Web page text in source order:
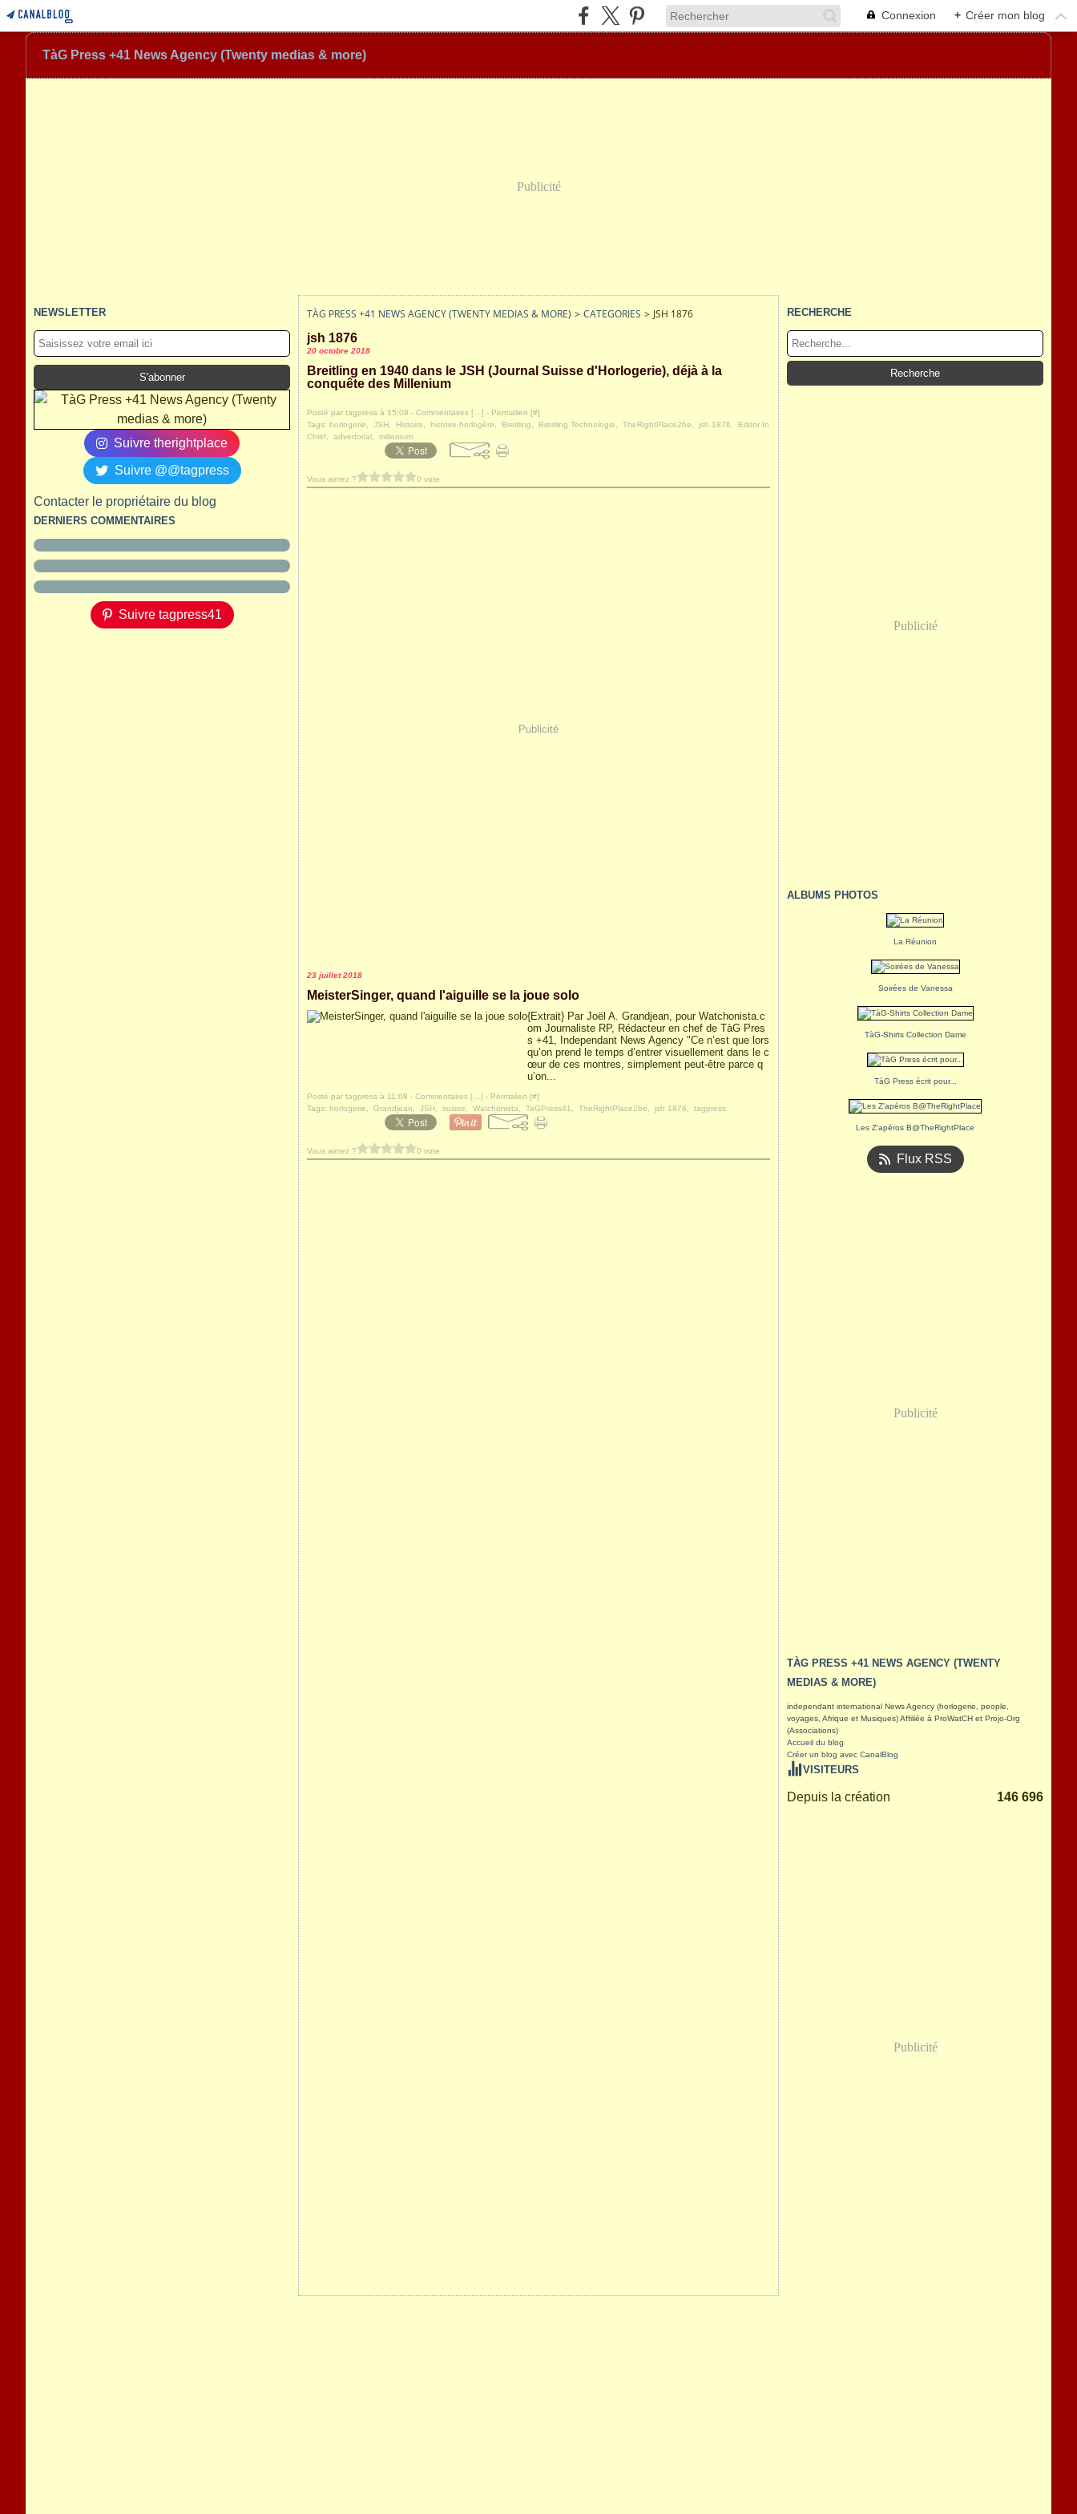
Connexion + Créer mon blog
TàG Press +41 News Agency (Twenty medias & more)
Publicité
NEWSLETTER
Suivre therightplace
Suivre @@tagpress
Contacter le propriétaire du blog
DERNIERS COMMENTAIRES
Suivre tagpress41
TÀG PRESS +41 NEWS AGENCY (TWENTY MEDIAS & MORE) > CATEGORIES > JSH 1876
jsh 1876
20 octobre 2018
Breitling en 1940 dans le JSH (Journal Suisse d'Horlogerie), déjà à la
conquête des Millenium
Posté par tagpress à 15:08 - Commentaires [ ] - Permalien [#]
Tags: horlogerie JSH Histoire histoire horlogère Breitling Breitling Technologie TheRightPlace2be jsh 1876
Editor In
Chief
advertorial millenium
Vous aimez ? 0 vote
Publicité
23 juillet 2018
MeisterSinger, quand l'aiguille se la joue solo
{Extrait} Par Joël A. Grandjean, pour Watchonista.c
om Journaliste RP, Rédacteur en chef de TàG Pres
s +41, Independant News Agency "Ce n’est que lors
qu’on prend le temps d’entrer visuellement dans le c
œur de ces montres, simplement peut-être parce q
u’on...
Posté par tagpress à 11:08 - Commentaires [ ] - Permalien [#]
Tags: horlogerie Grandjean JSH suisse Watchonista TaGPress41 TheRightPlace2be jsh 1876 tagpress
Vous aimez ? 0 vote
RECHERCHE
Publicité
ALBUMS PHOTOS
La Réunion
Soirées de Vanessa
TàG-Shirts Collection Dame
TàG Press écrit pour...
Les Z'apéros B@TheRightPlace
Flux RSS
Publicité
TÀG PRESS +41 NEWS AGENCY (TWENTY
MEDIAS & MORE)
independant international News Agency (horlogerie, people,
voyages, Afrique et Musiques) Affiliée à ProWatCH et Projo-Org
(Associations)
Accueil du blog
Créer un blog avec CanalBlog
VISITEURS
Depuis la création 146 696
Publicité